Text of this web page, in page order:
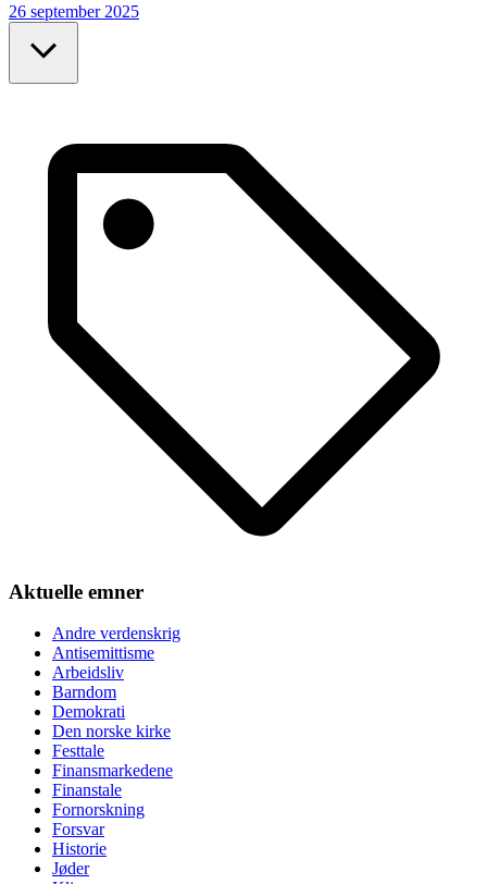
26 september 2025
Aktuelle emner
Andre verdenskrig
Antisemittisme
Arbeidsliv
Barndom
Demokrati
Den norske kirke
Festtale
Finansmarkedene
Finanstale
Fornorskning
Forsvar
Historie
Jøder